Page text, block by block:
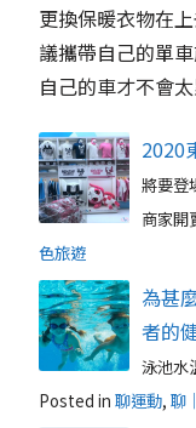
更換保暖衣物在
議攜帶自己的單
自己的車才不會太
2020
將要登
商家
色旅遊
為甚
者的
泳池
Posted in 聊運動, 聊